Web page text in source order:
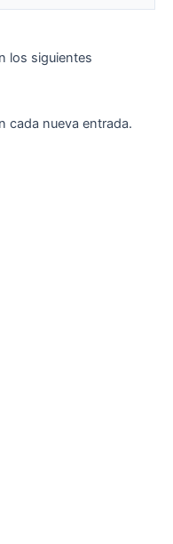
los siguientes
cada nueva entrada.